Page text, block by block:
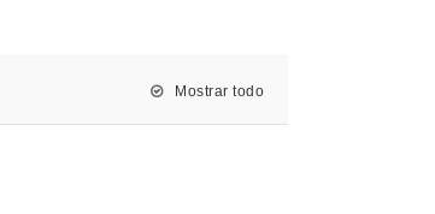
Mostrar todo